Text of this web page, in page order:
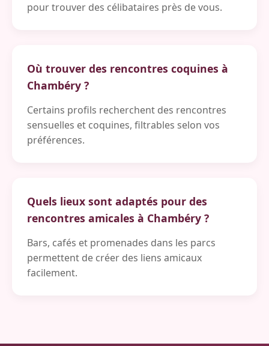
pour trouver des célibataires près de vous.
Où trouver des rencontres coquines à
Chambéry ?
Certains profils recherchent des rencontres
sensuelles et coquines, filtrables selon vos
préférences.
Quels lieux sont adaptés pour des
rencontres amicales à Chambéry ?
Bars, cafés et promenades dans les parcs
permettent de créer des liens amicaux
facilement.